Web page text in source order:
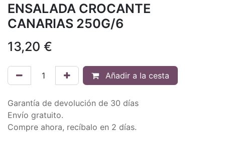
ENSALADA CROCANTE
CANARIAS 250G/6
13,20 €
Añadir a la cesta
Garantía de devolución de 30 días
Envío gratuito.
Compre ahora, recíbalo en 2 días.